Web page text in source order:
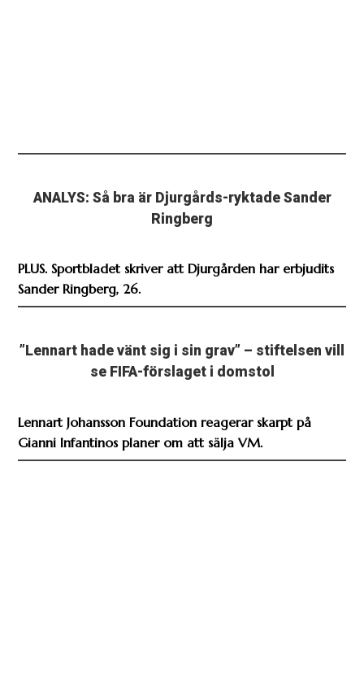
ANALYS: Så bra är Djurgårds-ryktade Sander
Ringberg
PLUS. Sportbladet skriver att Djurgården har erbjudits
Sander Ringberg, 26.
”Lennart hade vänt sig i sin grav” – stiftelsen vill
se FIFA-förslaget i domstol
Lennart Johansson Foundation reagerar skarpt på
Gianni Infantinos planer om att sälja VM.